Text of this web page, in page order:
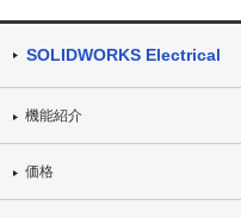
SOLIDWORKS Electrical
機能紹介
価格